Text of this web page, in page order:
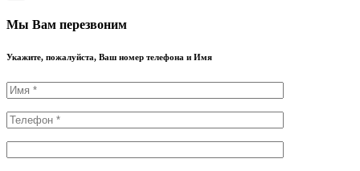
Мы Вам перезвоним
Укажите, пожалуйста, Ваш номер телефона и Имя